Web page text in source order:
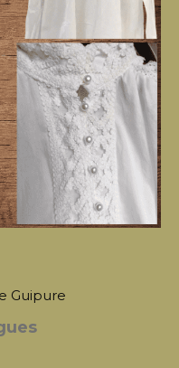
Guipure